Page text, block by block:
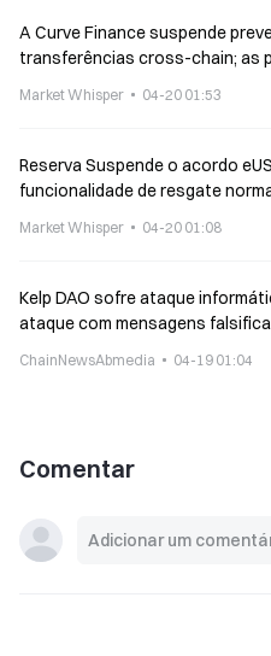
A Curve Finance suspende
transferências cross-chain; as
Market Whisper 04-20 01:53
Reserva Suspende o acordo
funcionalidade de resgate
Market Whisper 04-20 01:08
Kelp DAO sofre ataque
ataque com mensagens
ChainNewsAbmedia 04-19 01:04
Comentar